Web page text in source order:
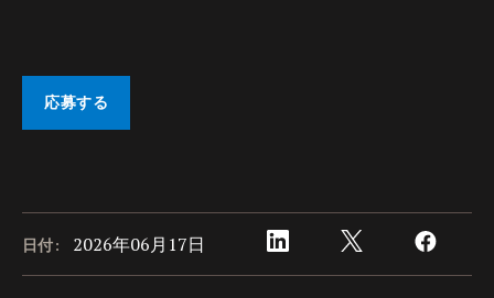
応募する
日付: 2026年06月17日